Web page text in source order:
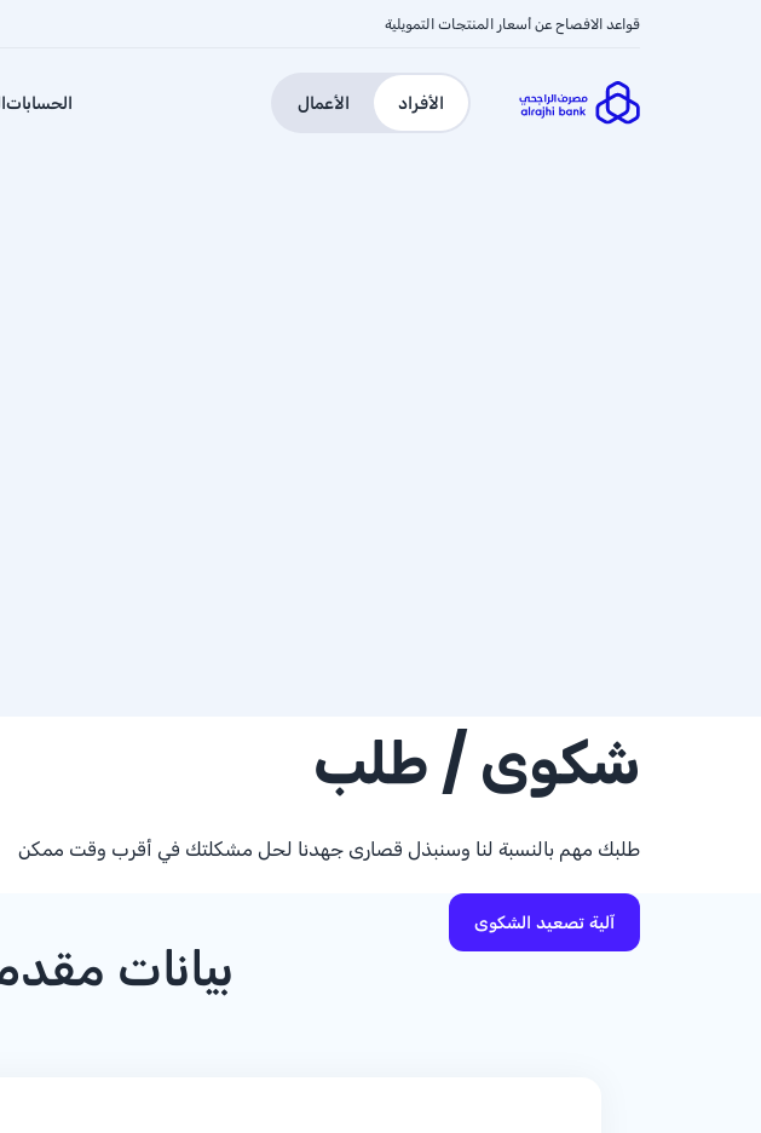
قواعد الافصاح عن أسعار المنتجات التمويلية
الأفراد الأعمال الحسابات
شكوى / طلب
طلبك مهم بالنسبة لنا وسنبذل قصارى جهدنا لحل مشكلتك في أقرب وقت ممكن
آلية تصعيد الشكوى
بيانات